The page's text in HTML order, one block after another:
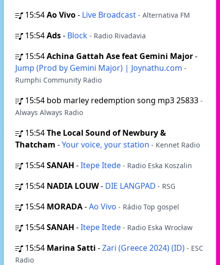
15:54Ao Vivo- Live Broadcast - Alternativa FM
15:54Ads- Block - Radio Rivadavia
15:54Achina Gattah Ase feat Gemini Major-
Jump (Prod by Gemini Major) | Joynathu.com -
Rumphi Community Radio
15:54 bob marley redemption song mp3 25833 -
Always Always Radio
15:54The Local Sound of Newbury &
Thatcham -Your voice, your station - Kennet Radio
15:54SANAH -Itepe Itede - Radio Eska Koszalin
15:54 NADIA LOUW- DIE LANGPAD - RSG
15:54 MORADA-Ao Vivo - Rádio Top gospel
15:54SANAH -Itepe Itede - Radio Eska Wrocław
15:54 Marina Satti -Zari (Greece 2024) (ID) - ESC
Radio